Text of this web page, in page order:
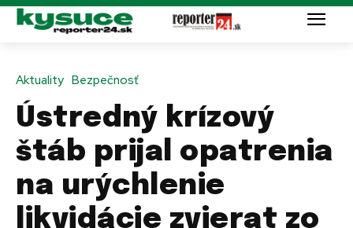
Aktuality Bezpečnosť
Ústredný krízový
štáb prijal opatrenia
na urýchlenie
likvidácie zvierat zo